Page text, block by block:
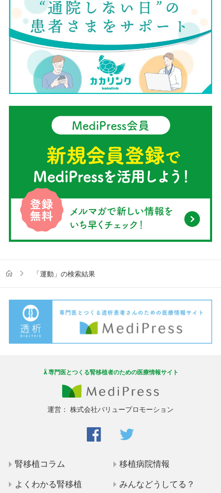
「運動」の検索結果
専門医とつくる腎移植者のための医療情報サイト
運営： 株式会社バリュープロモーション
腎移植コラム 移植病院情報
よくわかる腎移植 みんなどうしてる？